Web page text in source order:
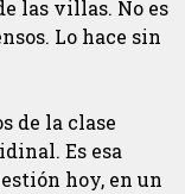
las villas. No es
Lo hace sin
de la clase
Es esa
hoy, en un